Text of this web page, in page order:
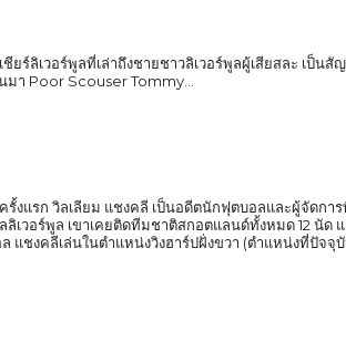
ร์ลิเวอร์พูลที่เล่าถึงชายชาวลิเวอร์พูลผู้เสียสละ เป็น
า Poor Scouser Tommy...
งแรก วิลเลียม แชงคลี เป็นอดีตนักฟุตบอลและผู้จัดกา
เวอร์พูล เขาเคยติดทีมชาติสกอตแลนด์ทั้งหมด 12 นัด